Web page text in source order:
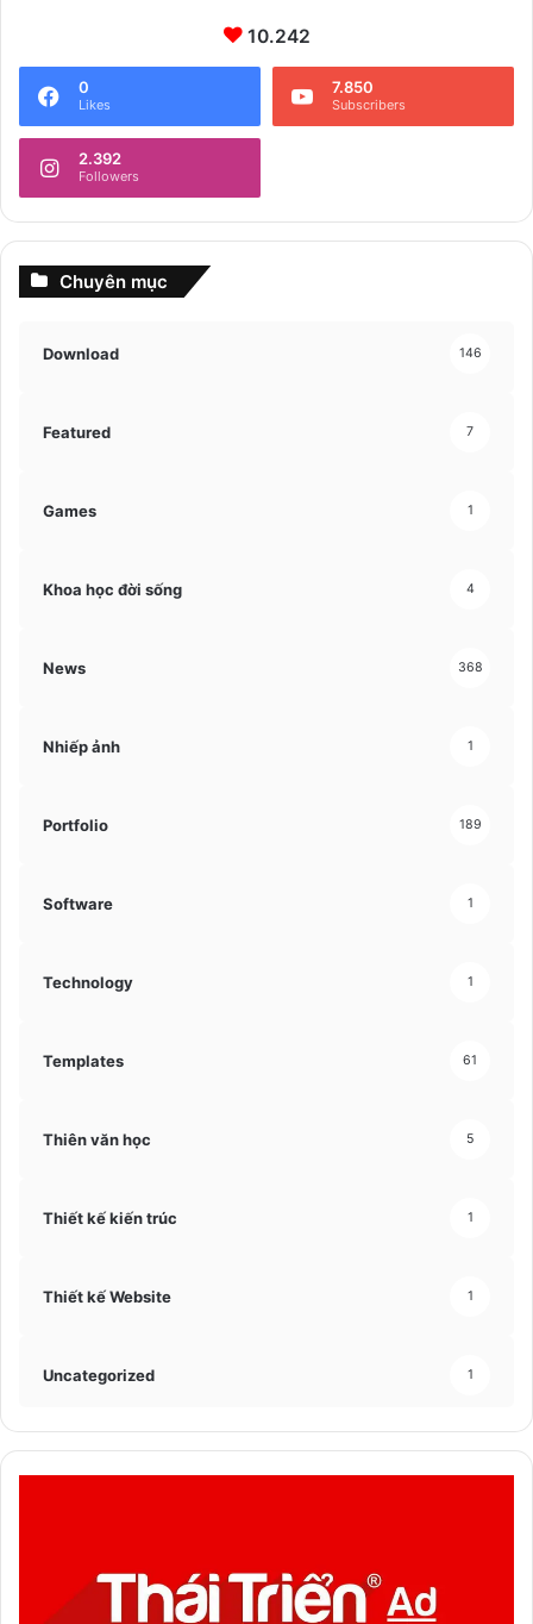
10.242
0
Likes
7.850
Subscribers
2.392
Followers
Chuyên mục
Download 146
Featured 7
Games 1
Khoa học đời sống 4
News 368
Nhiếp ảnh 1
Portfolio 189
Software 1
Technology 1
Templates 61
Thiên văn học 5
Thiết kế kiến trúc 1
Thiết kế Website 1
Uncategorized 1